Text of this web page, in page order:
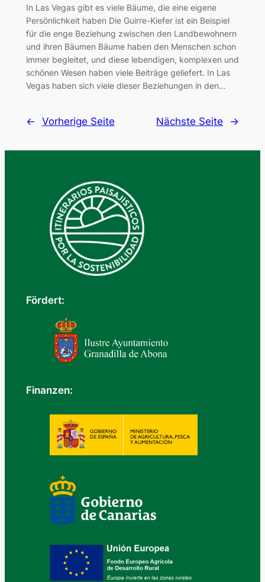
In Las Vegas gibt es viele Bäume, die eine eigene
Persönlichkeit haben Die Guirre-Kiefer ist ein Beispiel
für die enge Beziehung zwischen den Landbewohnern
und ihren Bäumen Bäume haben den Menschen schon
immer begleitet, und diese lebendigen, komplexen und
schönen Wesen haben viele Beiträge geliefert. In Las
Vegas haben sich viele dieser Beziehungen in den…
← Vorherige Seite Nächste Seite →
Fördert:
Finanzen: